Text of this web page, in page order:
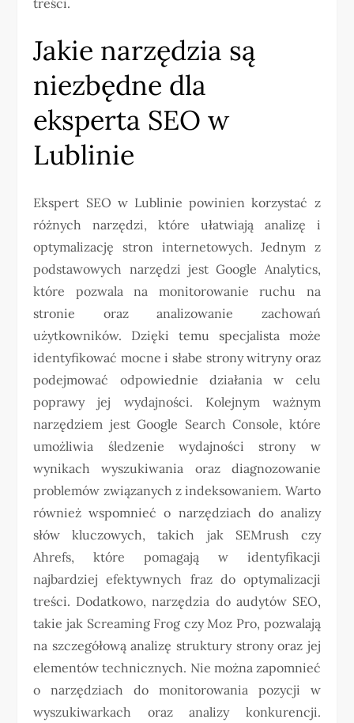
treści.
Jakie narzędzia są
niezbędne dla
eksperta SEO w
Lublinie
Ekspert SEO w Lublinie powinien korzystać z
różnych narzędzi, które ułatwiają analizę i
optymalizację stron internetowych. Jednym z
podstawowych narzędzi jest Google Analytics,
które pozwala na monitorowanie ruchu na
stronie oraz analizowanie zachowań
użytkowników. Dzięki temu specjalista może
identyfikować mocne i słabe strony witryny oraz
podejmować odpowiednie działania w celu
poprawy jej wydajności. Kolejnym ważnym
narzędziem jest Google Search Console, które
umożliwia śledzenie wydajności strony w
wynikach wyszukiwania oraz diagnozowanie
problemów związanych z indeksowaniem. Warto
również wspomnieć o narzędziach do analizy
słów kluczowych, takich jak SEMrush czy
Ahrefs, które pomagają w identyfikacji
najbardziej efektywnych fraz do optymalizacji
treści. Dodatkowo, narzędzia do audytów SEO,
takie jak Screaming Frog czy Moz Pro, pozwalają
na szczegółową analizę struktury strony oraz jej
elementów technicznych. Nie można zapomnieć
o narzędziach do monitorowania pozycji w
wyszukiwarkach oraz analizy konkurencji.